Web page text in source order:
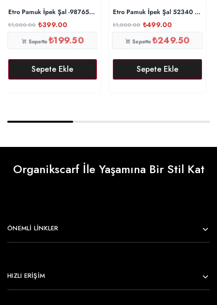
Etro Pamuk İpek Şal -987654 Bordo Füme
₺1,000.00 ₺399.00
Sepette₺199.50
Sepete Ekle
Etro Pamuk İpek Şal 52340 –
₺1,000.00 ₺499.00
Sepette₺249.50
Sepete Ekle
Organikscarf İle Yaşamına Bir Stil Kat
ÖNEMLI LINKLER
HIZLI ERİŞİM